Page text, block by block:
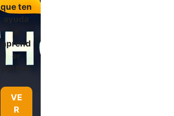
que ten
ayuda
aprend
er
python
VE
R